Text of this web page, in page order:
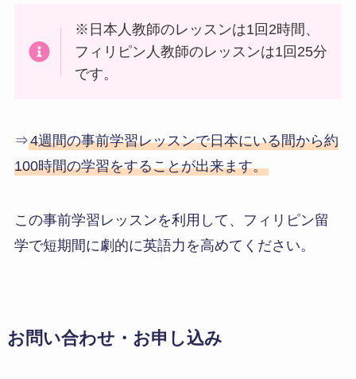
※日本人教師のレッスンは1回2時間、
フィリピン人教師のレッスンは1回25分
です。
⇒4週間の事前学習レッスンで日本にいる間から約
100時間の学習をすることが出来ます。
この事前学習レッスンを利用して、フィリピン留
学で短期間に劇的に英語力を高めてください。
お問い合わせ・お申し込み